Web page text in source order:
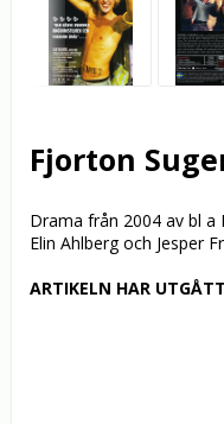
Fjorton
Drama från 2004 av bl a
Elin Ahlberg och Jesper
ARTIKELN HAR UTGÅTT